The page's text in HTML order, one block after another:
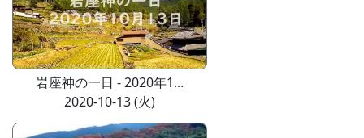
岩座神の一日 - 2020年1...
2020-10-13 (火)